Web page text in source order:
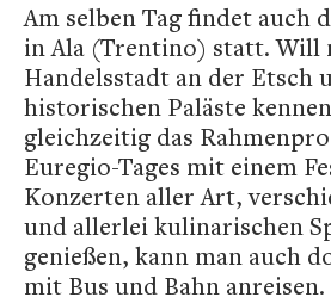
Am selben Tag findet auch
in Ala (Trentino) statt. Will
Handelsstadt an der Etsch
historischen Paläste
gleichzeitig das
Euregio-Tages mit einem
Konzerten aller Art,
und allerlei kulinarischen
genießen, kann man auch
mit Bus und Bahn anreisen.